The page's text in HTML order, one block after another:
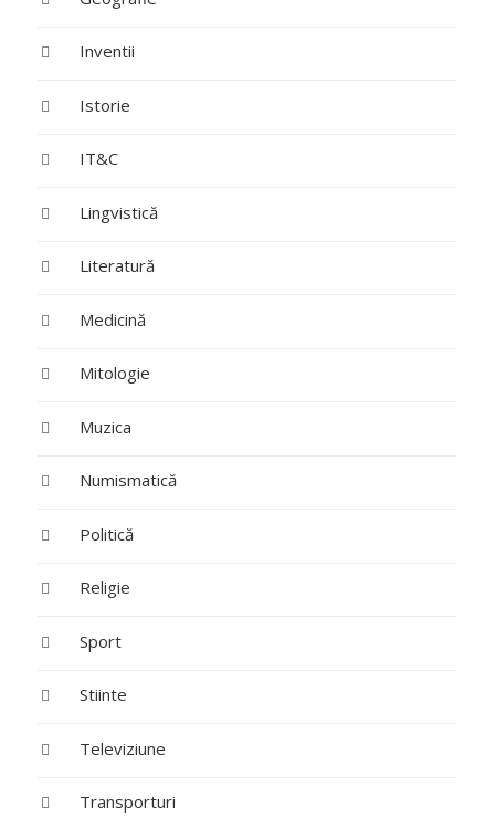
Inventii
Istorie
IT&C
Lingvistică
Literatură
Medicină
Mitologie
Muzica
Numismatică
Politică
Religie
Sport
Stiinte
Televiziune
Transporturi